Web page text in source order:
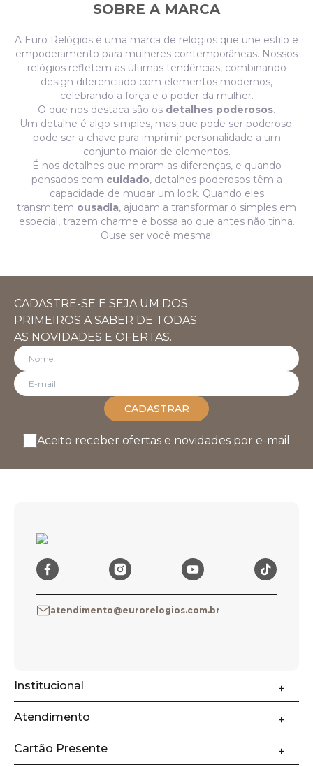
SOBRE A MARCA
A Euro Relógios é uma marca de relógios que une estilo e
empoderamento para mulheres contemporâneas. Nossos
relógios refletem as últimas tendências, combinando
design diferenciado com elementos modernos,
celebrando a força e o poder da mulher.
O que nos destaca são os detalhes poderosos.
Um detalhe é algo simples, mas que pode ser poderoso;
pode ser a chave para imprimir personalidade a um
conjunto maior de elementos.
É nos detalhes que moram as diferenças, e quando
pensados com cuidado, detalhes poderosos têm a
capacidade de mudar um look. Quando eles
transmitem ousadia, ajudam a transformar o simples em
especial, trazem charme e bossa ao que antes não tinha.
Ouse ser você mesma!
CADASTRE-SE E SEJA UM DOS
PRIMEIROS A SABER DE TODAS
AS NOVIDADES E OFERTAS.
CADASTRAR
Aceito receber ofertas e novidades por e-mail
atendimento@eurorelogios.com.br
Institucional
Atendimento
Cartão Presente